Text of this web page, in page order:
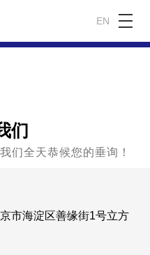
EN
们
们全天恭候您的垂询！
市海淀区善缘街1号立方